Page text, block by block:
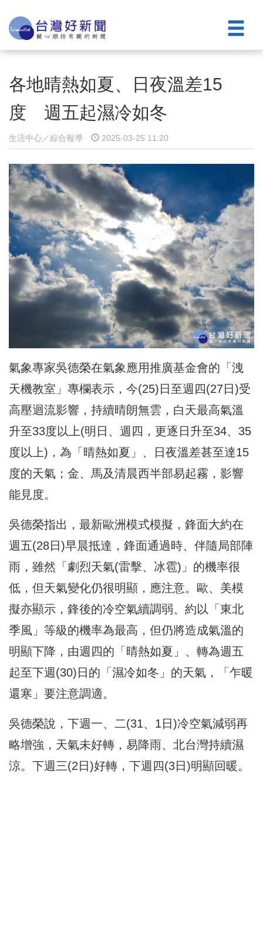
各地晴熱如夏、日夜溫差15
度 週五起濕冷如冬
生活中心／綜合報導 2025-03-25 11:20
氣象專家吳德榮在氣象應用推廣基金會的「洩
天機教室」專欄表示，今(25)日至週四(27日)受
高壓迴流影響，持續晴朗無雲，白天最高氣溫
升至33度以上(明日、週四，更逐日升至34、35
度以上)，為「晴熱如夏」、日夜溫差甚至達15
度的天氣；金、馬及清晨西半部易起霧，影響
能見度。
吳德榮指出，最新歐洲模式模擬，鋒面大約在
週五(28日)早晨抵達，鋒面通過時、伴隨局部陣
雨，雖然「劇烈天氣(雷擊、冰雹)」的機率很
低，但天氣變化仍很明顯，應注意。歐、美模
擬亦顯示，鋒後的冷空氣續調弱、約以「東北
季風」等級的機率為最高，但仍將造成氣溫的
明顯下降，由週四的「晴熱如夏」、轉為週五
起至下週(30)日的「濕冷如冬」的天氣，「乍暖
還寒」要注意調適。
吳德榮說，下週一、二(31、1日)冷空氣減弱再
略增強，天氣未好轉，易降雨、北台灣持續濕
涼。下週三(2日)好轉，下週四(3日)明顯回暖。